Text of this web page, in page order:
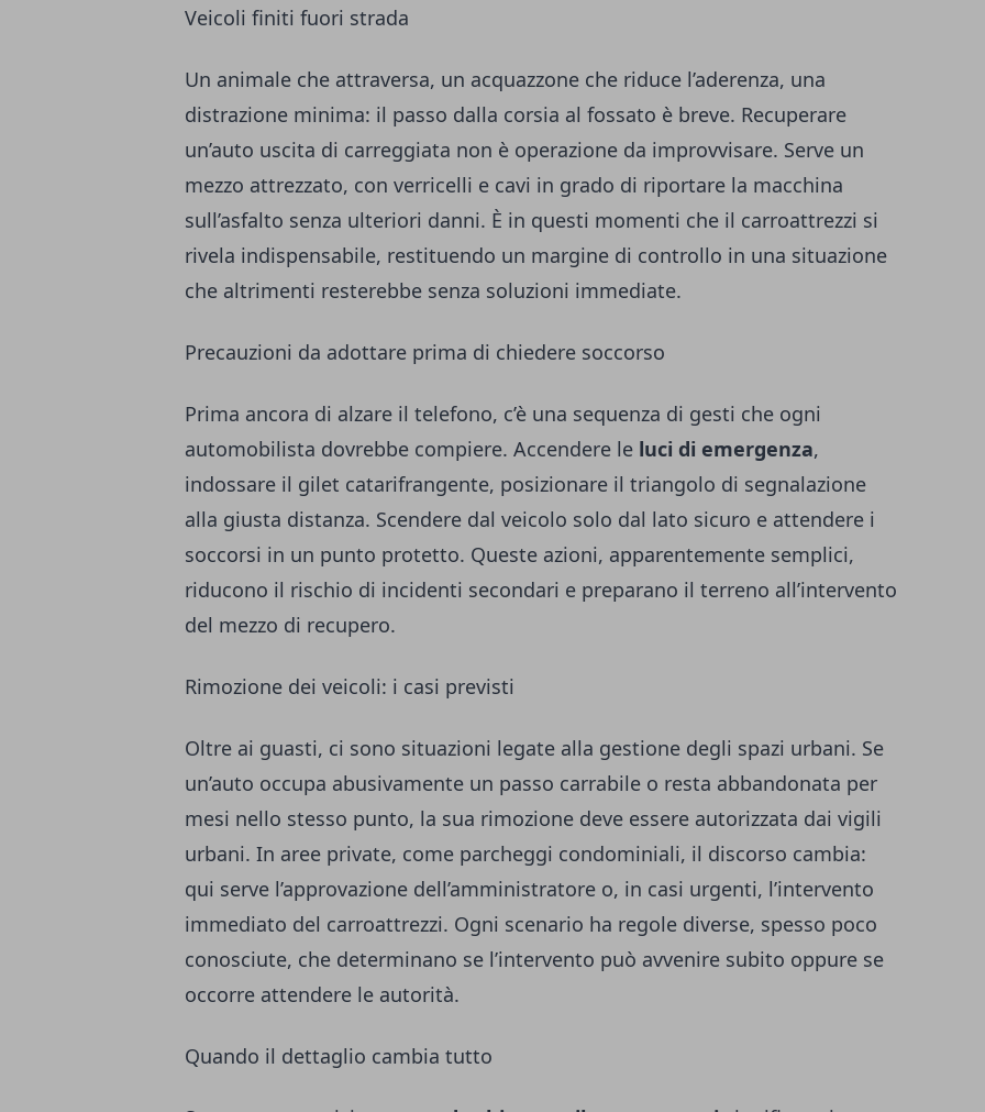
Veicoli finiti fuori strada
Un animale che attraversa, un acquazzone che riduce l’aderenza, una
distrazione minima: il passo dalla corsia al fossato è breve. Recuperare
un’auto uscita di carreggiata non è operazione da improvvisare. Serve un
mezzo attrezzato, con verricelli e cavi in grado di riportare la macchina
sull’asfalto senza ulteriori danni. È in questi momenti che il carroattrezzi si
rivela indispensabile, restituendo un margine di controllo in una situazione
che altrimenti resterebbe senza soluzioni immediate.
Precauzioni da adottare prima di chiedere soccorso
Prima ancora di alzare il telefono, c’è una sequenza di gesti che ogni
automobilista dovrebbe compiere. Accendere le luci di emergenza,
indossare il gilet catarifrangente, posizionare il triangolo di segnalazione
alla giusta distanza. Scendere dal veicolo solo dal lato sicuro e attendere i
soccorsi in un punto protetto. Queste azioni, apparentemente semplici,
riducono il rischio di incidenti secondari e preparano il terreno all’intervento
del mezzo di recupero.
Rimozione dei veicoli: i casi previsti
Oltre ai guasti, ci sono situazioni legate alla gestione degli spazi urbani. Se
un’auto occupa abusivamente un passo carrabile o resta abbandonata per
mesi nello stesso punto, la sua rimozione deve essere autorizzata dai vigili
urbani. In aree private, come parcheggi condominiali, il discorso cambia:
qui serve l’approvazione dell’amministratore o, in casi urgenti, l’intervento
immediato del carroattrezzi. Ogni scenario ha regole diverse, spesso poco
conosciute, che determinano se l’intervento può avvenire subito oppure se
occorre attendere le autorità.
Quando il dettaglio cambia tutto